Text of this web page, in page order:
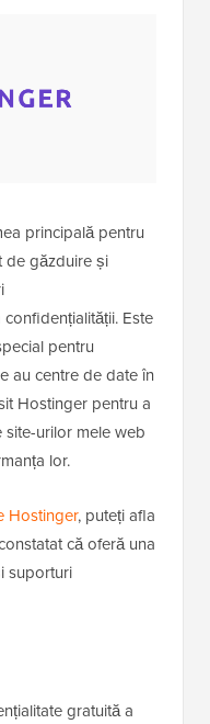
principală pentru
de găzduire și
Este
pentru
au centre de date în
Hostinger pentru a
site-urilor mele web
lor.
Hostinger, puteți afla
că oferă una
suporturi
gratuită a